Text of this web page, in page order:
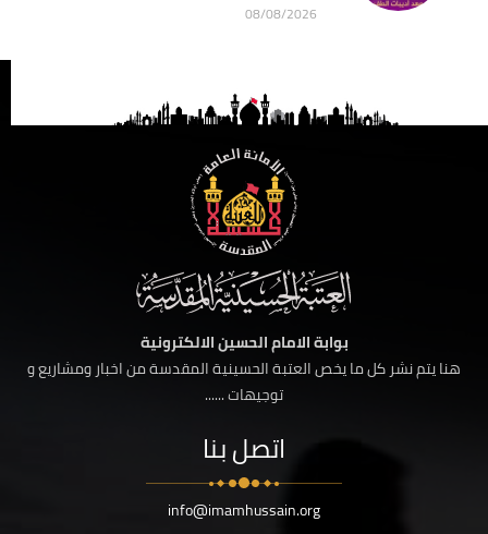
08/08/2026
بوابة الامام الحسين الالكترونية
هنا يتم نشر كل ما يخص العتبة الحسينية المقدسة من اخبار ومشاريع و
توجيهات ......
اتصل بنا
info@imamhussain.org